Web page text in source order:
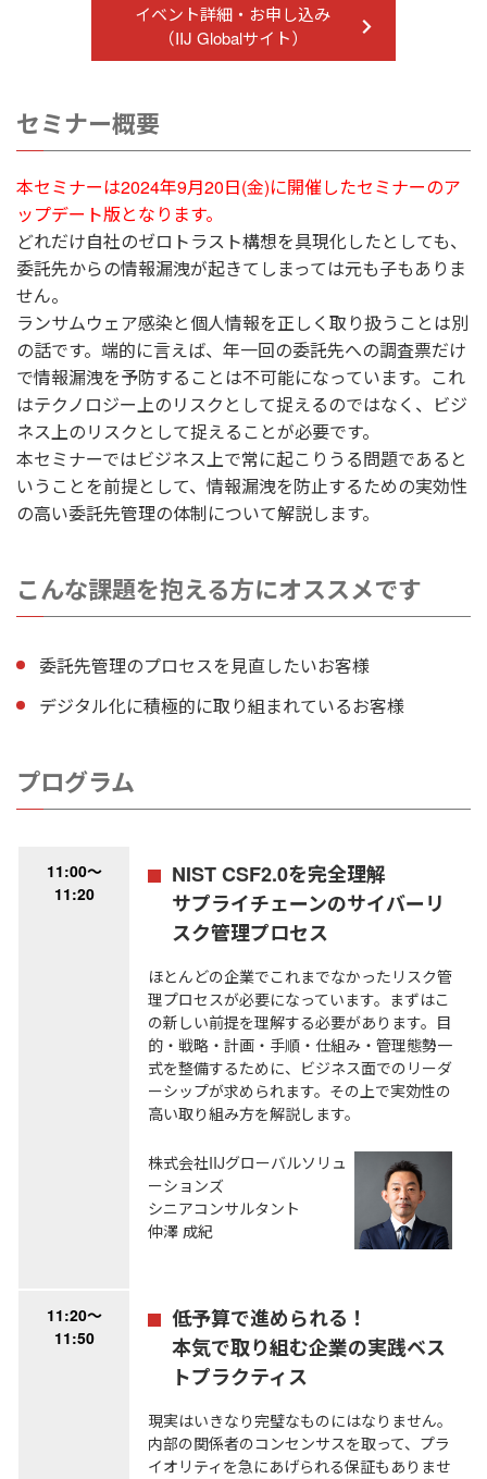
イベント詳細・お申し込み
（IIJ Globalサイト）
セミナー概要
本セミナーは2024年9月20日(金)に開催したセミナーのア
ップデート版となります。
どれだけ自社のゼロトラスト構想を具現化したとしても、
委託先からの情報漏洩が起きてしまっては元も子もありま
せん。
ランサムウェア感染と個人情報を正しく取り扱うことは別
の話です。端的に言えば、年一回の委託先への調査票だけ
で情報漏洩を予防することは不可能になっています。これ
はテクノロジー上のリスクとして捉えるのではなく、ビジ
ネス上のリスクとして捉えることが必要です。
本セミナーではビジネス上で常に起こりうる問題であると
いうことを前提として、情報漏洩を防止するための実効性
の高い委託先管理の体制について解説します。
こんな課題を抱える方にオススメです
委託先管理のプロセスを見直したいお客様
デジタル化に積極的に取り組まれているお客様
プログラム
11:00～
11:20
NIST CSF2.0を完全理解
サプライチェーンのサイバーリ
スク管理プロセス
ほとんどの企業でこれまでなかったリスク管
理プロセスが必要になっています。まずはこ
の新しい前提を理解する必要があります。目
的・戦略・計画・手順・仕組み・管理態勢一
式を整備するために、ビジネス面でのリーダ
ーシップが求められます。その上で実効性の
高い取り組み方を解説します。
株式会社IIJグローバルソリュ
ーションズ
シニアコンサルタント
仲澤 成紀
11:20～
11:50
低予算で進められる！
本気で取り組む企業の実践ベス
トプラクティス
現実はいきなり完璧なものにはなりません。
内部の関係者のコンセンサスを取って、プラ
イオリティを急にあげられる保証もありませ